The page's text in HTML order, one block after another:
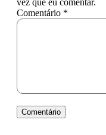
vez que eu comentar.
Comentário *